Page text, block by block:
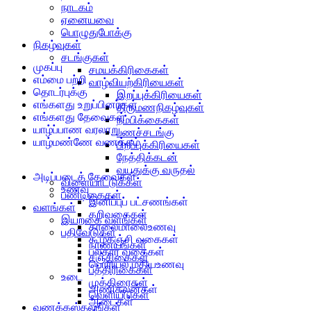
நாடகம்
ஏனையவை
பொழுதுபோக்கு
நிகழ்வுகள்
சடங்குகள்
சமயக்கிரிகைகள்
வாழ்வியற்கிரியைகள்
இறப்புக்கிரியைகள்
திருமணநிகழ்வுகள்
நம்பிக்கைகள்
பணச்சடங்கு
பிறப்புக்கிரியைகள்
நேத்திக்கடன்
வயதுக்கு வருதல்
விளையாட்டுக்கள்
பண்டிகைகள்
வளங்கள்
இயற்கை வளங்கள்
பதிவேடுகள்
நாணயங்கள்
சஞ்சிகைகள்
பத்திரிகைகள்
முத்திரைகள்
வெளியீடுகள்
வணக்கஸ்தலங்கள்
முகப்பு
எம்மை பற்றி
தொடர்புக்கு
எங்களது உறுப்பினர்கள்
எங்களது தேவைகள்
யாழ்ப்பாண வரலாறு
யாழ்மண்ணே வணக்கம்
அடிப்படைத் தேவைகள்
உணவு
இனிப்புப் பட்சணங்கள்
கறிவகைகள்
காலைமாலைஉணவு
கூழ்கஞ்சி வகைகள்
பலகார வகைகள்
பொரியல்,மதியஉணவு
உடை
அணிகலன்கள்
ஆடைகள்